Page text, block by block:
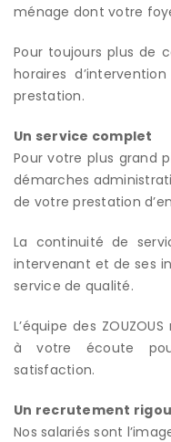
ménage dont votre
Pour toujours plus de
horaires
prestation.
Un service complet
Pour votre plus grand
démarches
de votre prestation
La continuité de
intervenant et de ses
service de qualité.
L’équipe des
à votre écoute
satisfaction.
Un recrutement
Nos salariés sont